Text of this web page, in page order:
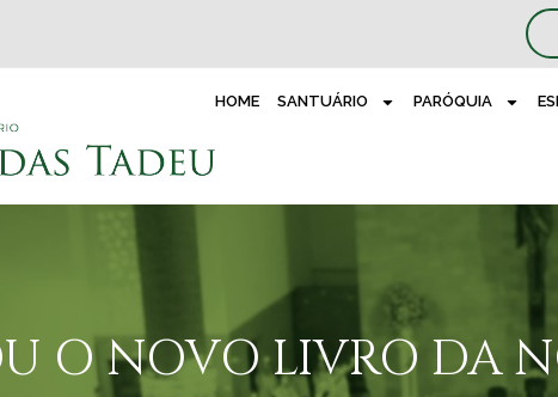
HOME SANTUÁRIO PARÓQUIA
O NOVO LIVRO DA